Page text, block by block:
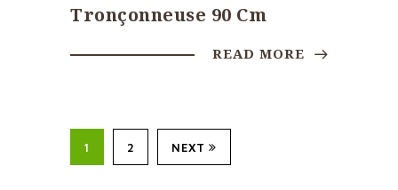
Tronçonneuse 90 Cm
READ MORE
1 2 NEXT